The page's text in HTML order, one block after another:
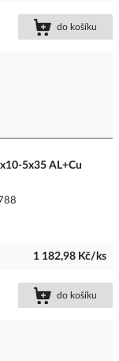
do košíku
5x35 AL+Cu
1 182,98 Kč/ks
do košíku